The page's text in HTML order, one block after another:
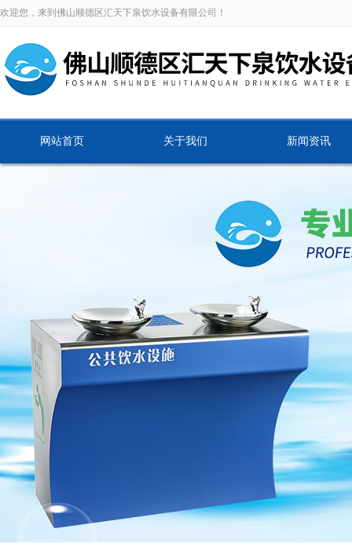
欢迎您，来到佛山顺德区汇天下泉饮水设备有限公司！
网站首页 关于我们 新闻资讯